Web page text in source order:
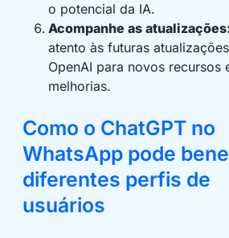
o potencial da IA.
Acompanhe as
atento às futuras
OpenAI para novos recursos
melhorias.
Como o ChatGPT no
WhatsApp pode
diferentes perfis de
usuários